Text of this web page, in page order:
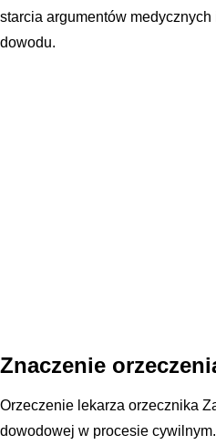
starcia argumentów
dowodu.
Znaczenie
Orzeczenie lekarza orzecznika
dowodowej w procesie